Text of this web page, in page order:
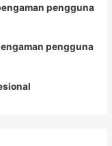
pengguna
pengguna